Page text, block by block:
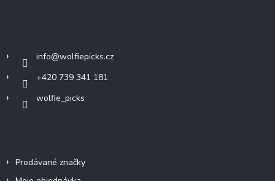
info@wolfiepicks.cz
+420 739 341 181
wolfie_picks
Prodávané značky